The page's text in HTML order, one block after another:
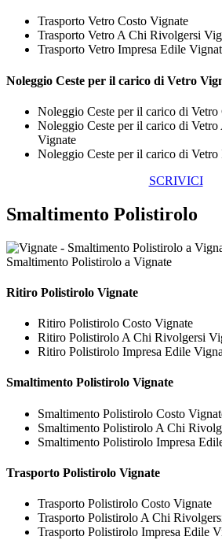
Trasporto Vetro Costo Vignate
Trasporto Vetro A Chi Rivolgersi
Trasporto Vetro Impresa Edile
Noleggio Ceste per il carico di Vetro
Noleggio Ceste per il carico di Vetro
Noleggio Ceste per il carico di
Vignate
Noleggio Ceste per il carico di
SCRIVICI
Smaltimento Polistirolo
Smaltimento Polistirolo a Vignate
Ritiro Polistirolo Vignate
Ritiro Polistirolo Costo Vignate
Ritiro Polistirolo A Chi Rivolgersi
Ritiro Polistirolo Impresa Edile
Smaltimento Polistirolo Vignate
Smaltimento Polistirolo Costo
Smaltimento Polistirolo A Chi
Smaltimento Polistirolo Impresa
Trasporto Polistirolo Vignate
Trasporto Polistirolo Costo Vignate
Trasporto Polistirolo A Chi
Trasporto Polistirolo Impresa Edile